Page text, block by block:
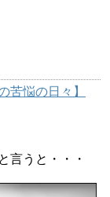
苦悩の日々】
言うと・・・